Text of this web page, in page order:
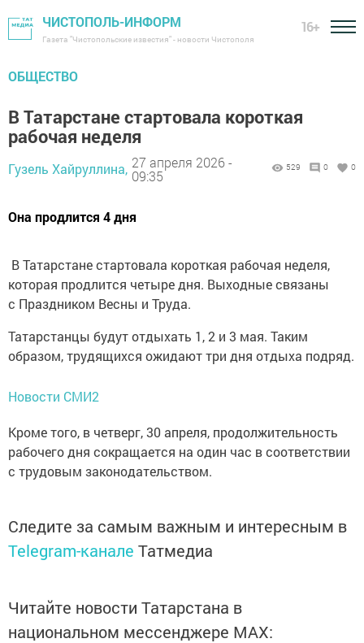
ЧИСТОПОЛЬ-ИНФОРМ
Газета "Чистопольские известия" - новости Чистополя
16+
ОБЩЕСТВО
В Татарстане стартовала короткая
рабочая неделя
Гузель Хайруллина, 27 апреля 2026 -
09:35
529 0 0
Она продлится 4 дня
В Татарстане стартовала короткая рабочая неделя,
которая продлится четыре дня. Выходные связаны
с Праздником Весны и Труда.
Татарстанцы будут отдыхать 1, 2 и 3 мая. Таким
образом, трудящихся ожидают три дня отдыха подряд.
Новости СМИ2
Кроме того, в четверг, 30 апреля, продолжительность
рабочего дня сокращается на один час в соответствии
с трудовым законодательством.
Следите за самым важным и интересным в
Telegram-канале Татмедиа
Читайте новости Татарстана в
национальном мессенджере MАХ: